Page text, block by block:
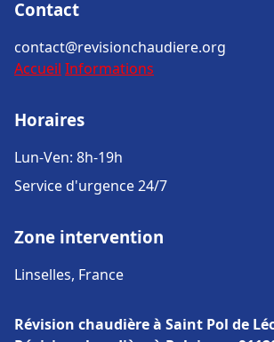
Contact
contact@revisionchaudiere.org
Accueil Informations
Horaires
Lun-Ven: 8h-19h
Service d'urgence 24/7
Zone intervention
Linselles, France
Révision chaudière à Saint Pol de